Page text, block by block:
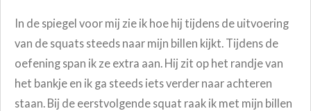
In de spiegel voor mij zie ik hoe hij tijdens de uitvoering
van de squats steeds naar mijn billen kijkt. Tijdens de
oefening span ik ze extra aan. Hij zit op het randje van
het bankje en ik ga steeds iets verder naar achteren
staan. Bij de eerstvolgende squat raak ik met mijn billen